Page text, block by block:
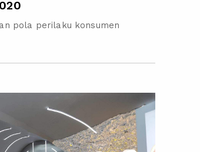
pola perilaku konsumen